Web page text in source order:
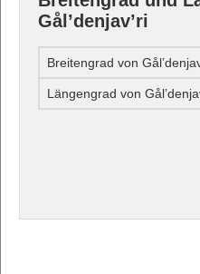
Gål’denjav’ri
Breitengrad von
Längengrad von